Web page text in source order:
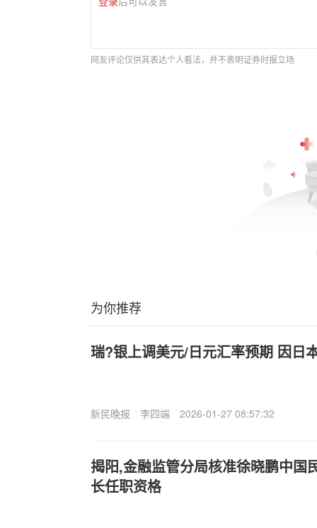
网友评论仅供其表达个人看法，并不表明证券时报立场
为你推荐
瑞?银上调美元/日元汇率预期 因日
新民晚报 李四端 2026-01-27 08:57:32
揭阳,金融监管分局核准徐晓鹏中国
长任职资格